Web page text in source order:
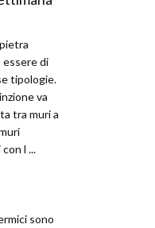
essere di
tipologie.
va
tra muri a
l ...
sono